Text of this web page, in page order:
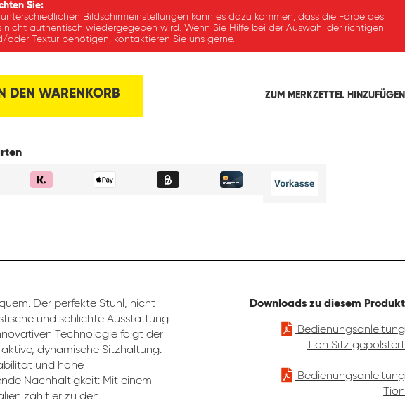
Sie:
Bildschirmeinstellungen kann es dazu kommen, dass die Farbe des
nicht authentisch wiedergegeben wird. Wenn Sie Hilfe bei der Auswahl der richtigen
oder Textur benötigen, kontaktieren Sie uns gerne.
IN DEN WARENKORB ZUM MERKZETTEL HINZUFÜGEN
Der perfekte Stuhl, nicht
und schlichte Ausstattung
Technologie folgt der
dynamische Sitzhaltung.
und hohe
Nachhaltigkeit: Mit einem
zählt er zu den
Downloads zu diesem Produkt
Bedienungsanleitung
Tion Sitz gepolstert
Bedienungsanleitung
Tion